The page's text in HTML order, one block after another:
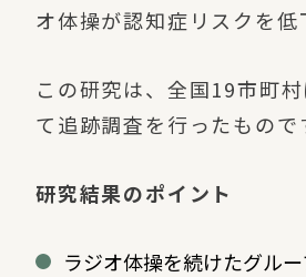
オ体操が認知症リスクを低
この研究は、全国19市町
て追跡調査を行ったもので
研究結果のポイント
ラジオ体操を続けたグル